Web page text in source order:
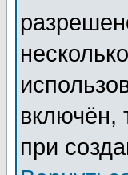
включён,
при